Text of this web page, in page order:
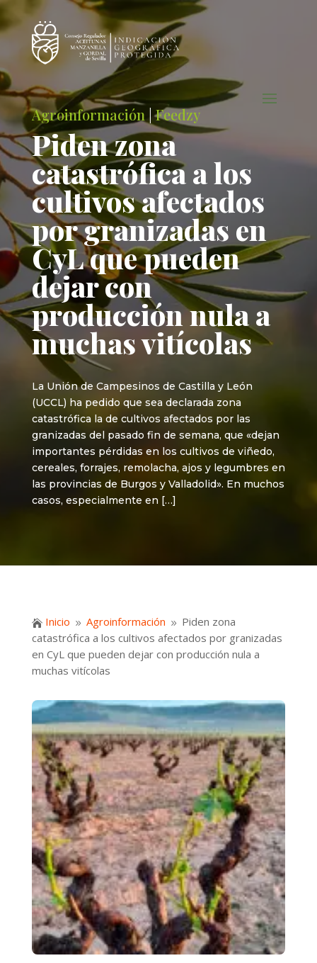
Agroinformación |Feedzy
Piden zona
catastrófica a los
cultivos afectados
por granizadas en
CyL que pueden
dejar con
producción nula a
muchas vitícolas
La Unión de Campesinos de Castilla y León
(UCCL) ha pedido que sea declarada zona
catastrófica la de cultivos afectados por las
granizadas del pasado fin de semana, que «dejan
importantes pérdidas en los cultivos de viñedo,
cereales, forrajes, remolacha, ajos y legumbres en
las provincias de Burgos y Valladolid». En muchos
casos, especialmente en […]
 Inicio 9 Agroinformación 9 Piden zona
catastrófica a los cultivos afectados por granizadas
en CyL que pueden dejar con producción nula a
muchas vitícolas